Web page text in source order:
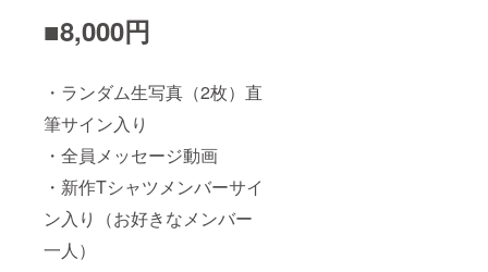
■8,000円
・ランダム生写真（2枚）直
筆サイン入り
・全員メッセージ動画
・新作Tシャツメンバーサイ
ン入り（お好きなメンバー
一人）